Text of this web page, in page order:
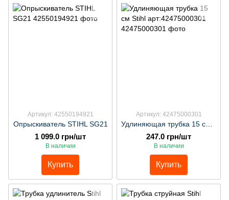
Артикул: 42550194921
Опрыскиватель STIHL SG21
1 099.0 грн/шт
В наличии
Купить
Артикул: 42475000301
247.0 грн/шт
В наличии
Купить